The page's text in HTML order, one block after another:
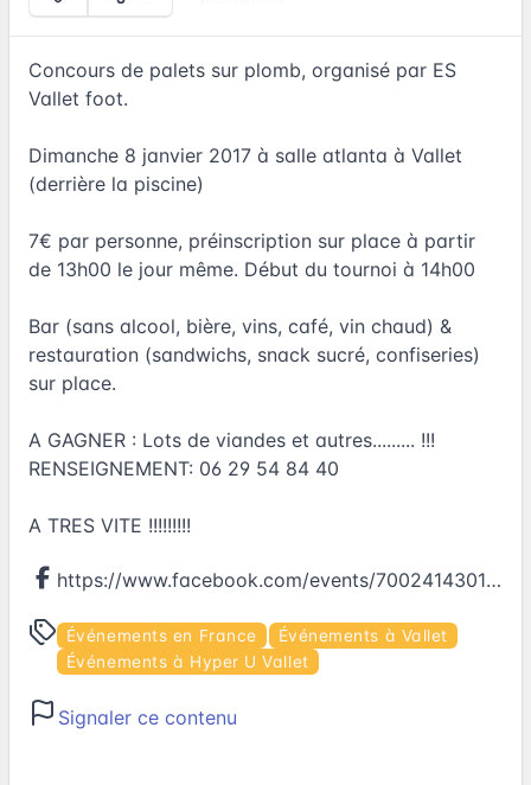
Concours de palets sur plomb, organisé par ES
Vallet foot.
Dimanche 8 janvier 2017 à salle atlanta à Vallet
(derrière la piscine)
7€ par personne, préinscription sur place à partir
de 13h00 le jour même. Début du tournoi à 14h00
Bar (sans alcool, bière, vins, café, vin chaud) &
restauration (sandwichs, snack sucré, confiseries)
sur place.
A GAGNER : Lots de viandes et autres......... !!!
RENSEIGNEMENT: 06 29 54 84 40
A TRES VITE !!!!!!!!!
https://www.facebook.com/events/700241430142852
Événements en France
Événements à Vallet
Événements à Hyper U Vallet
Signaler ce contenu